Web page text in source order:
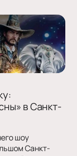
в Санкт-
шоу
Санкт-